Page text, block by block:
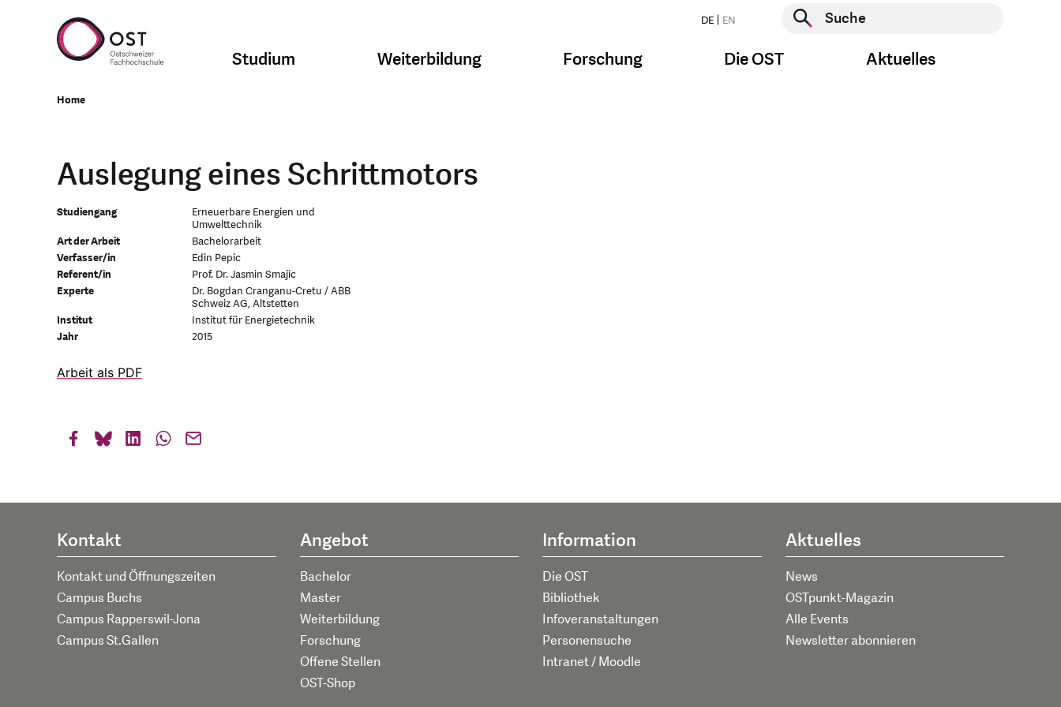
DE EN
Suche starten
Studium Weiterbildung Forschung Die OST Aktuelles
Home
Auslegung eines Schrittmotors
Studiengang
Erneuerbare Energien und
Umwelttechnik
Art der Arbeit
Bachelorarbeit
Verfasser/in
Edin Pepic
Referent/in
Prof. Dr. Jasmin Smajic
Experte
Dr. Bogdan Cranganu-Cretu / ABB
Schweiz AG, Altstetten
Institut
Institut für Energietechnik
Jahr
2015
Arbeit als PDF
Kontakt
Kontakt und Öffnungszeiten
Campus Buchs
Campus Rapperswil-Jona
Campus St.Gallen
Angebot
Bachelor
Master
Weiterbildung
Forschung
Offene Stellen
OST-Shop
Information
Die OST
Bibliothek
Infoveranstaltungen
Personensuche
Intranet / Moodle
Aktuelles
News
OSTpunkt-Magazin
Alle Events
Newsletter abonnieren